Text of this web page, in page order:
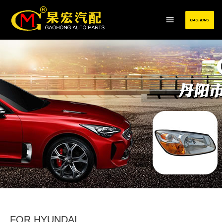
FOR HYUNDAI